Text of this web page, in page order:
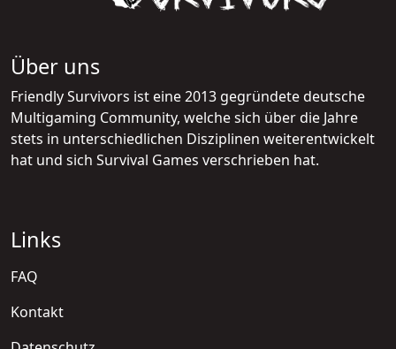
Über uns
Friendly Survivors ist eine 2013 gegründete deutsche
Multigaming Community, welche sich über die Jahre
stets in unterschiedlichen Disziplinen weiterentwickelt
hat und sich Survival Games verschrieben hat.
Links
FAQ
Kontakt